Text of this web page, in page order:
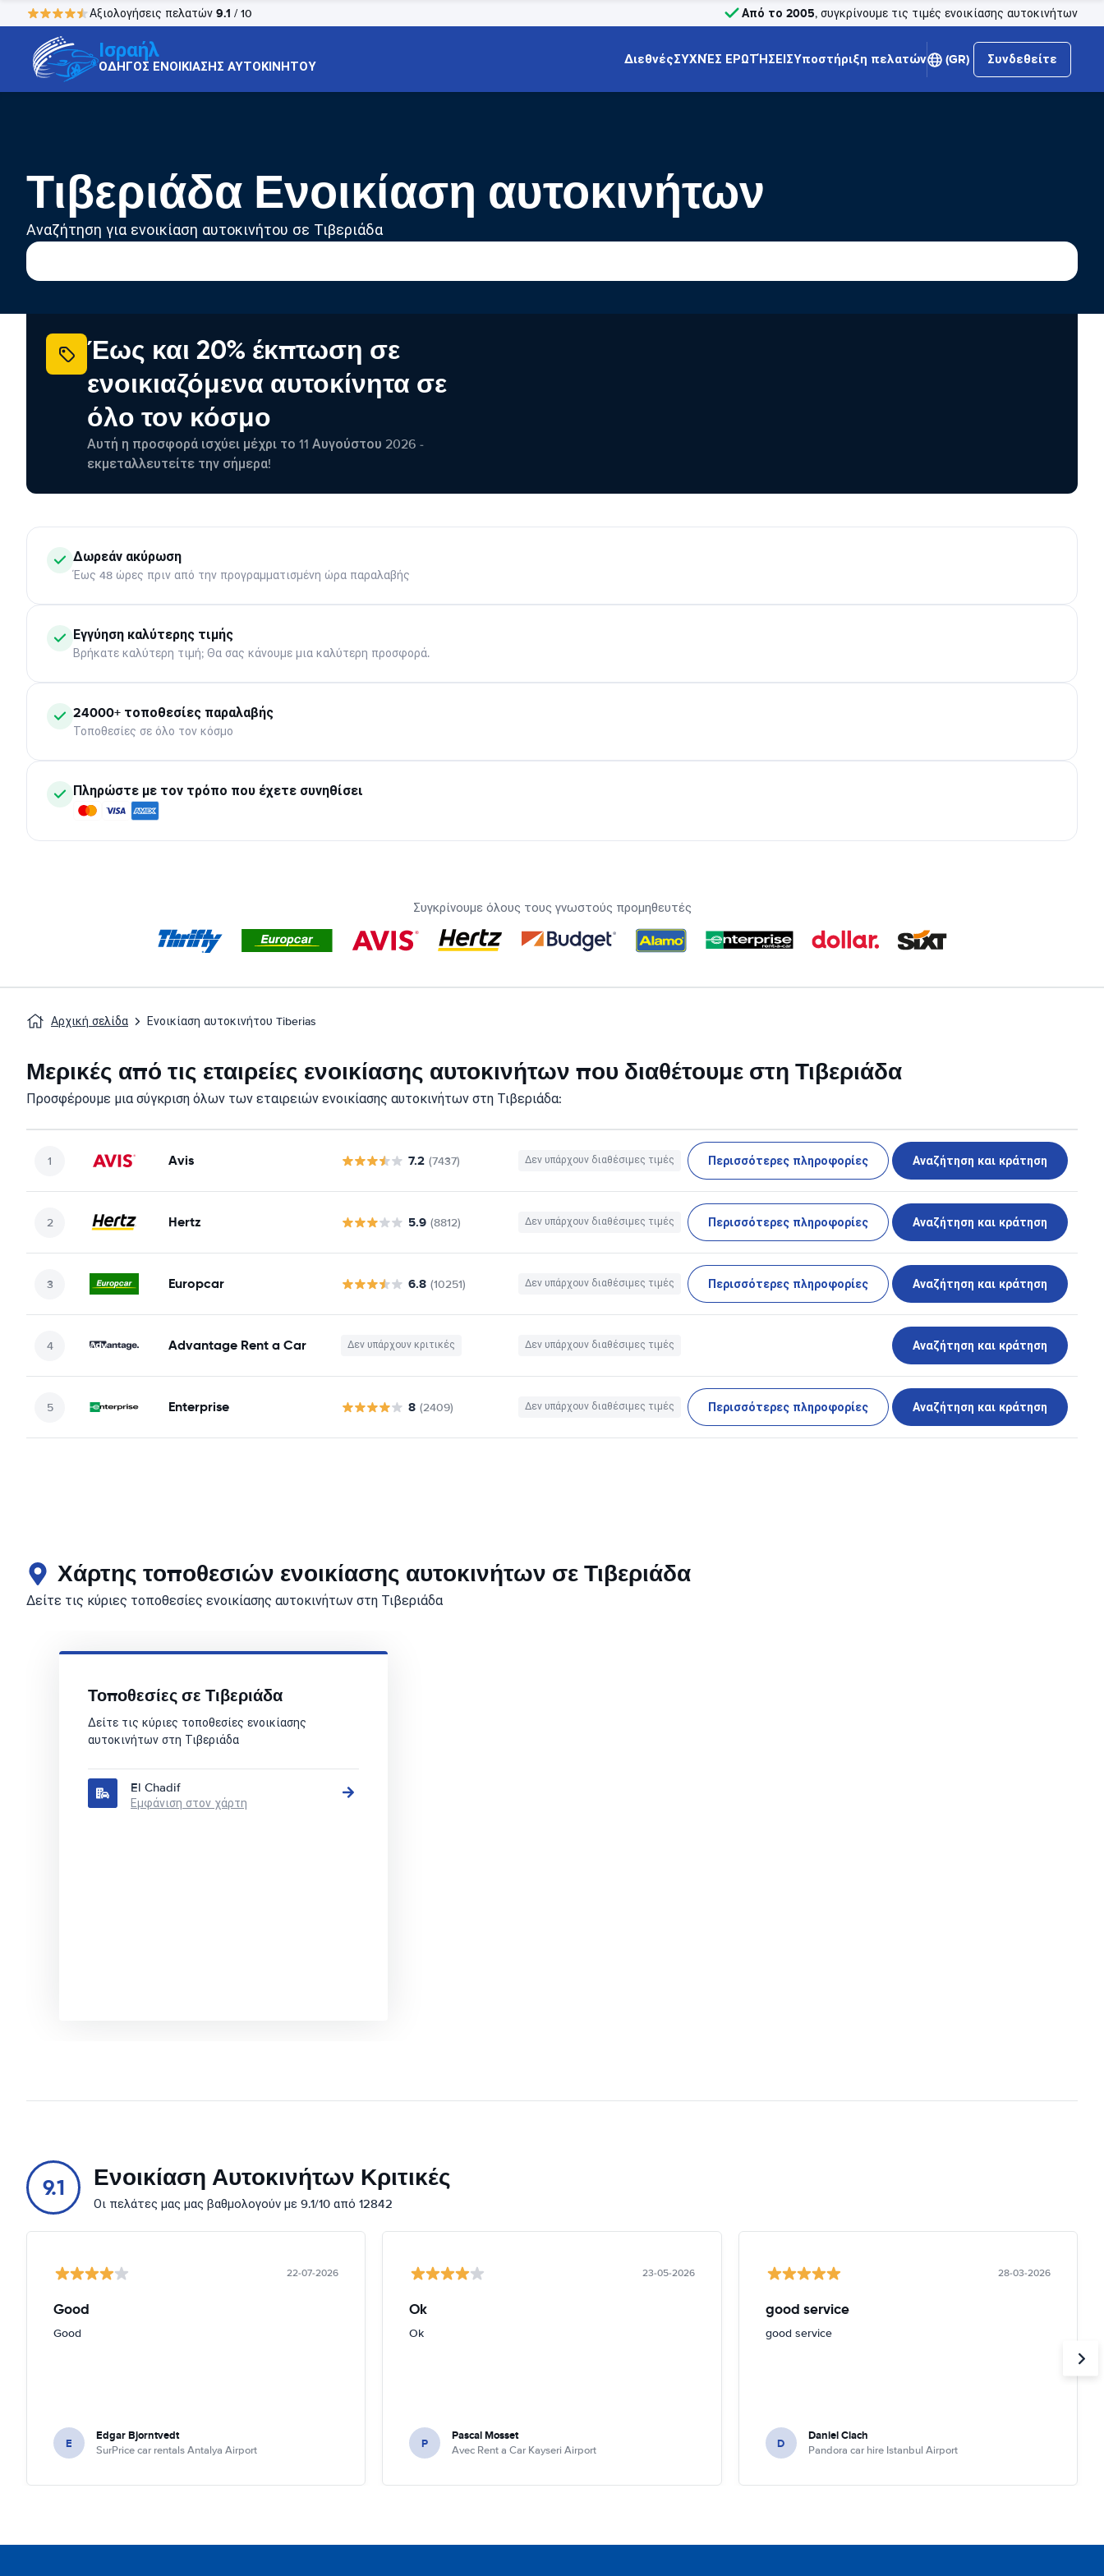
Αξιολογήσεις πελατών 9.1 / 10 Από το 2005, συγκρίνουμε τις τιμές ενοικίασης αυτοκινήτων
Ισραήλ
ΟΔΗΓΟΣ ΕΝΟΙΚΙΑΣΗΣ ΑΥΤΟΚΙΝΗΤΟΥ ΔιεθνέςΣΥΧΝΈΣ ΕΡΩΤΉΣΕΙΣΥποστήριξη πελατών (GR) Συνδεθείτε
Τιβεριάδα Ενοικίαση αυτοκινήτων
Αναζήτηση για ενοικίαση αυτοκινήτου σε Τιβεριάδα
Έως και 20% έκπτωση σε
ενοικιαζόμενα αυτοκίνητα σε
όλο τον κόσμο
Αυτή η προσφορά ισχύει μέχρι το 11 Αυγούστου 2026 -
εκμεταλλευτείτε την σήμερα!
Δωρεάν ακύρωση
Έως 48 ώρες πριν από την προγραμματισμένη ώρα παραλαβής
Εγγύηση καλύτερης τιμής
Βρήκατε καλύτερη τιμή; Θα σας κάνουμε μια καλύτερη προσφορά.
24000+ τοποθεσίες παραλαβής
Τοποθεσίες σε όλο τον κόσμο
Πληρώστε με τον τρόπο που έχετε συνηθίσει
Συγκρίνουμε όλους τους γνωστούς προμηθευτές
Αρχική σελίδα Ενοικίαση αυτοκινήτου Tiberias
Μερικές από τις εταιρείες ενοικίασης αυτοκινήτων που διαθέτουμε στη Τιβεριάδα
Προσφέρουμε μια σύγκριση όλων των εταιρειών ενοικίασης αυτοκινήτων στη Τιβεριάδα:
Avis 7.2 (7437) Δεν υπάρχουν διαθέσιμες τιμές Περισσότερες πληροφορίες Αναζήτηση και κράτηση
Hertz 5.9 (8812) Δεν υπάρχουν διαθέσιμες τιμές Περισσότερες πληροφορίες Αναζήτηση και κράτηση
Europcar 6.8 (10251) Δεν υπάρχουν διαθέσιμες τιμές Περισσότερες πληροφορίες Αναζήτηση και κράτηση
Advantage Rent a Car Δεν υπάρχουν κριτικές Δεν υπάρχουν διαθέσιμες τιμές Αναζήτηση και κράτηση
Enterprise 8 (2409) Δεν υπάρχουν διαθέσιμες τιμές Περισσότερες πληροφορίες Αναζήτηση και κράτηση
Χάρτης τοποθεσιών ενοικίασης αυτοκινήτων σε Τιβεριάδα
Δείτε τις κύριες τοποθεσίες ενοικίασης αυτοκινήτων στη Τιβεριάδα
Τοποθεσίες σε Τιβεριάδα
Δείτε τις κύριες τοποθεσίες ενοικίασης
αυτοκινήτων στη Τιβεριάδα
El Chadif
Εμφάνιση στον χάρτη
9.1 Ενοικίαση Αυτοκινήτων Κριτικές
Οι πελάτες μας μας βαθμολογούν με 9.1/10 από 12842
22-07-2026
Good
Good
E Edgar Bjorntvedt
SurPrice car rentals Antalya Airport
23-05-2026
Ok
Ok
P Pascal Mosset
Avec Rent a Car Kayseri Airport
28-03-2026
good service
good service
D Daniel Ciach
Pandora car hire Istanbul Airport